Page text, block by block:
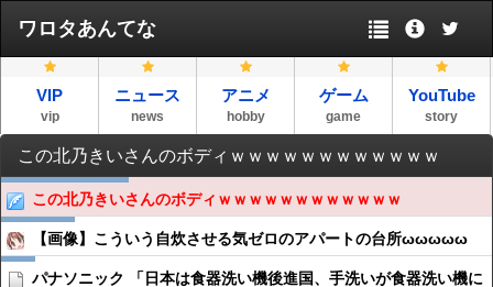
ワロタあんてな
VIP
vip
ニュース
news
アニメ
hobby
ゲーム
game
YouTube
story
この北乃きいさんのボディｗｗｗｗｗｗｗｗｗｗｗｗ
この北乃きいさんのボディｗｗｗｗｗｗｗｗｗｗｗｗ
【画像】こういう自炊させる気ゼロのアパートの台所ωωωωω
パナソニック 「日本は食器洗い機後進国、手洗いが食器洗い機に